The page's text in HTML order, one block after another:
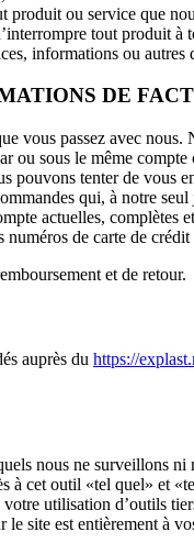
ou service que
tout produit
informations ou
DE
vous passez avec
ou sous le même
pouvons tenter de vous
qui, à notre
actuelles,
de carte de
et de retour.
auprès du https://
nous ne surveillons ni
à cet outil «tel quel» et
utilisation d’outils
site est entièrement à